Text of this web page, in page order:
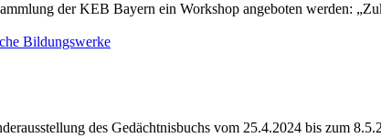
der KEB Bayern ein Workshop angeboten werden:
Bildungswerke
des Gedächtnisbuchs vom 25.4.2024 bis zum